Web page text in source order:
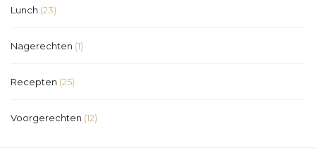
Lunch (23)
Nagerechten (1)
Recepten (25)
Voorgerechten (12)